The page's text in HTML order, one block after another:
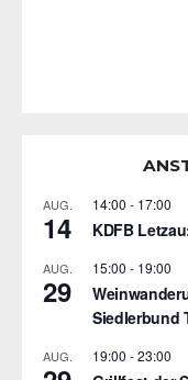
AUG.
14
14:00 - 17:00
KDFB
AUG.
29
15:00 - 19:00
Siedlerbund
AUG. 19:00 -23:00